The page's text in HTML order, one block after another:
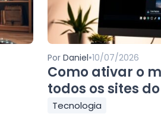
Por Daniel•10/07/2026
Como ativar o
todos os sites
Tecnologia